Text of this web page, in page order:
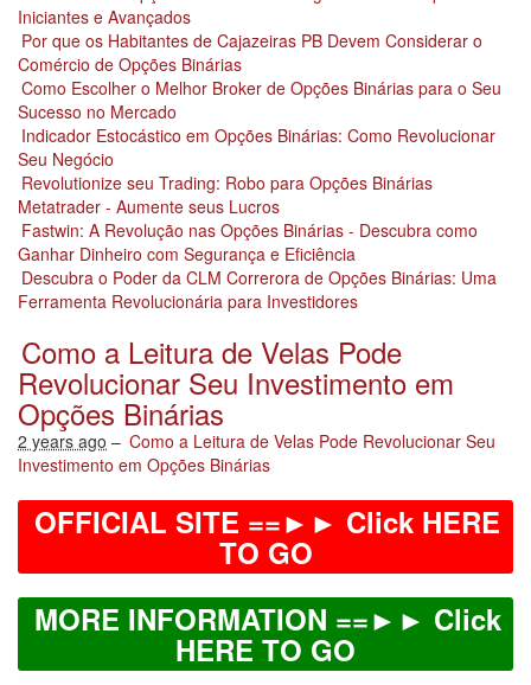
Iniciantes e Avançados
Por que os Habitantes de Cajazeiras PB Devem Considerar o
Comércio de Opções Binárias
Como Escolher o Melhor Broker de Opções Binárias para o Seu
Sucesso no Mercado
Indicador Estocástico em Opções Binárias: Como Revolucionar
Seu Negócio
Revolutionize seu Trading: Robo para Opções Binárias
Metatrader - Aumente seus Lucros
Fastwin: A Revolução nas Opções Binárias - Descubra como
Ganhar Dinheiro com Segurança e Eficiência
Descubra o Poder da CLM Correrora de Opções Binárias: Uma
Ferramenta Revolucionária para Investidores
Como a Leitura de Velas Pode
Revolucionar Seu Investimento em
Opções Binárias
2 years ago – Como a Leitura de Velas Pode Revolucionar Seu
Investimento em Opções Binárias
OFFICIAL SITE ==►► Click HERE
TO GO
MORE INFORMATION ==►► Click
HERE TO GO